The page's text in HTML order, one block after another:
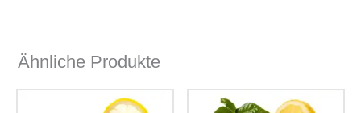
Ähnliche Produkte